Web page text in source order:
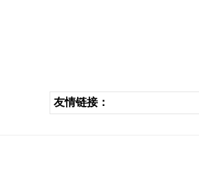
友情链接：